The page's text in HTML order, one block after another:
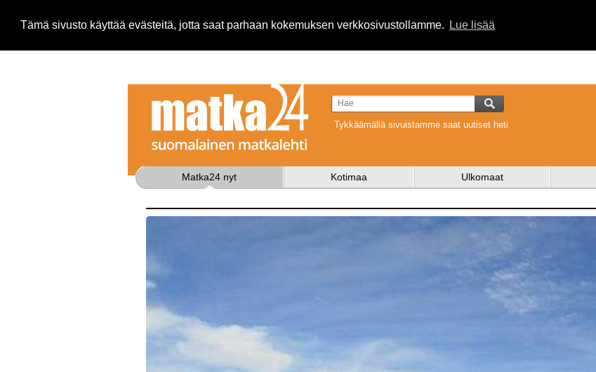
Tämä sivusto käyttää evästeitä, jotta saat parhaan kokemuksen verkkosivustollamme. Lue lisää
Tykkäämällä sivuistamme saat uutiset heti
Matka24 nyt Kotimaa Ulkomaat